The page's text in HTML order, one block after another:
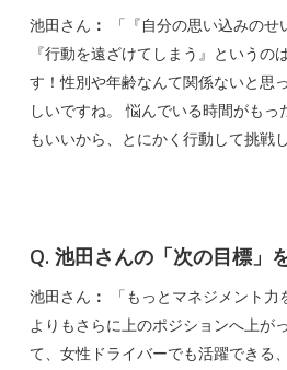
池田さん ：
「『自分の思い込みの
『行動を遠ざけてしまう』というの
す！性別や年齢なんて関係ないと思
しいですね。 悩んでいる時間がも
もいいから、とにかく行動して挑戦
Q. 池田さんの「次の目標」
池田さん ：
「もっとマネジメント
よりもさらに上のポジションへ上が
て、女性ドライバーでも活躍できる